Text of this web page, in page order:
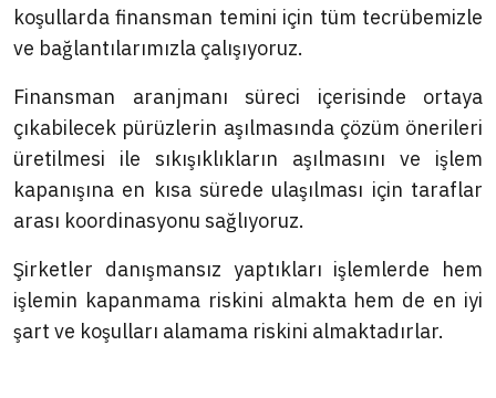
koşullarda finansman temini için tüm tecrübemizle
ve bağlantılarımızla çalışıyoruz.
Finansman aranjmanı süreci içerisinde ortaya
çıkabilecek pürüzlerin aşılmasında çözüm önerileri
üretilmesi ile sıkışıklıkların aşılmasını ve işlem
kapanışına en kısa sürede ulaşılması için taraflar
arası koordinasyonu sağlıyoruz.
Şirketler danışmansız yaptıkları işlemlerde hem
işlemin kapanmama riskini almakta hem de en iyi
şart ve koşulları alamama riskini almaktadırlar.